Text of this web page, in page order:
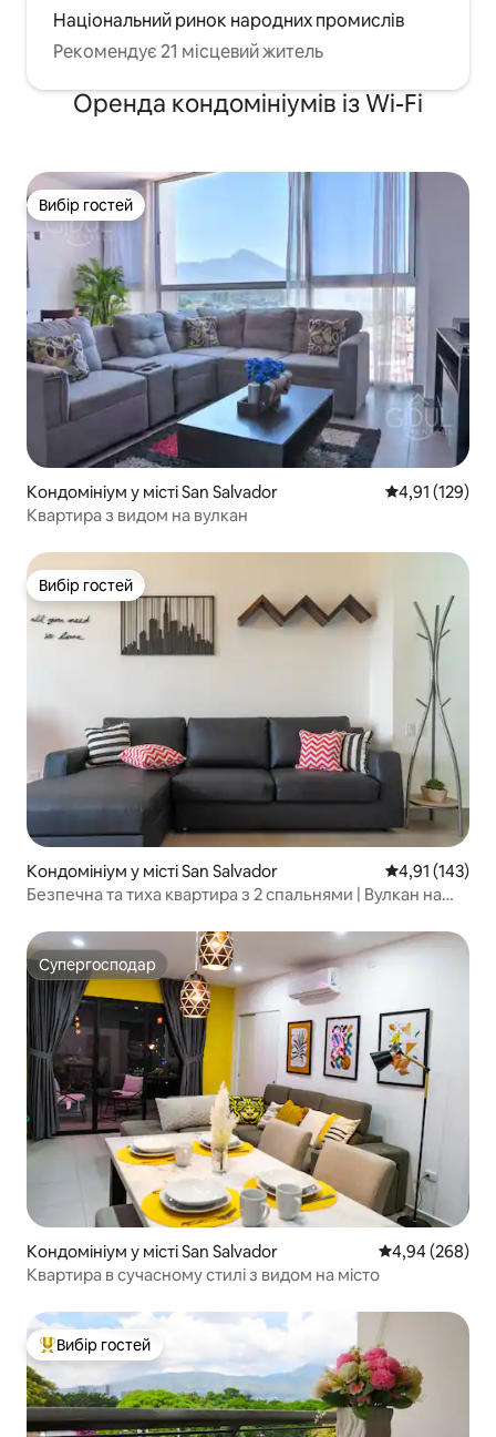
Національний ринок народних промислів
Рекомендує 21 місцевий житель
Оренда кондомініумів із Wi-Fi
Вибір гостей
Вибір гостей
Кондомініум у місті San Salvador Середня
4,91 (129)
Квартира з видом на вулкан
Вибір гостей
Вибір гостей
Кондомініум у місті San Salvador Середня
4,91 (143)
Безпечна та тиха квартира з 2 спальнями | Вулкан на
Супергосподар
Супергосподар
Кондомініум у місті San Salvador Середня
4,94 (268)
Квартира в сучасному стилі з видом на місто
Топ вибір гостей
Вибір гостей